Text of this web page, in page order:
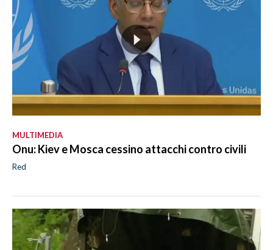
MULTIMEDIA
Onu: Kiev e Mosca cessino attacchi contro civili
Red